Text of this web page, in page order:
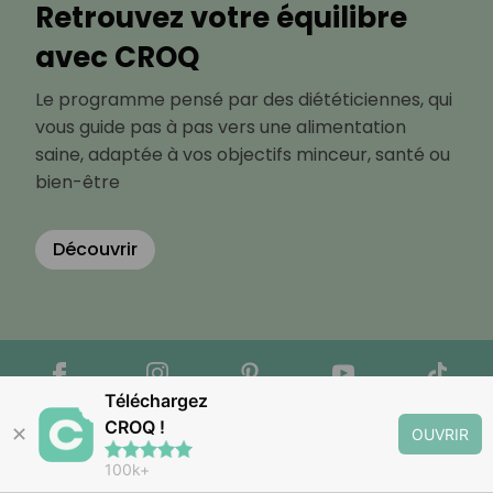
Retrouvez votre équilibre
avec CROQ
Le programme pensé par des diététiciennes, qui
vous guide pas à pas vers une alimentation
saine, adaptée à vos objectifs minceur, santé ou
bien-être
Découvrir
✕
Téléchargez
CROQ !
100k+
OUVRIR